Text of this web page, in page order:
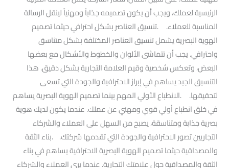
الرئيسية لعملك، ويجب أن يكون تصميمه جذاباً ومهنياً لينقل الرسالة
المناسبة للعملاء. .تنسيق العناصر بشكل احترافي حيثما تصميم
الهوية البصرية يشمل تنسيق العناصر المختلفة بشكل متناسق
واحترافي. يجب أن تتماشى الألوان والخطوط والأشكال مع بعضها
البعض، وتعكس شخصية وقيم العلامة التجارية بشكل دقيق. هذا
التنسيق الجيد يساهم في إبراز الاحترافية والجودة التي تسعى
لتحقيقها. .الانطباع الأولي المهم بينما تصميم الهوية البصرية يساهم
في خلق انطباع أولي قوي ومهني عن عملك. عندما يكون لديك هوية
بصرية جذابة ومتناسقة، يصبح من السهل على العملاء والشركاء
التجاريين تصور الاحترافية والجودة التي تقدمها شركتك. .بناء الثقة
والمصداقية حيثما تصميم الهوية البصرية الاحترافية يساهم في بناء
الثقة والمصداقية حول علامتك التجارية. عندما يرى العملاء والشركاء